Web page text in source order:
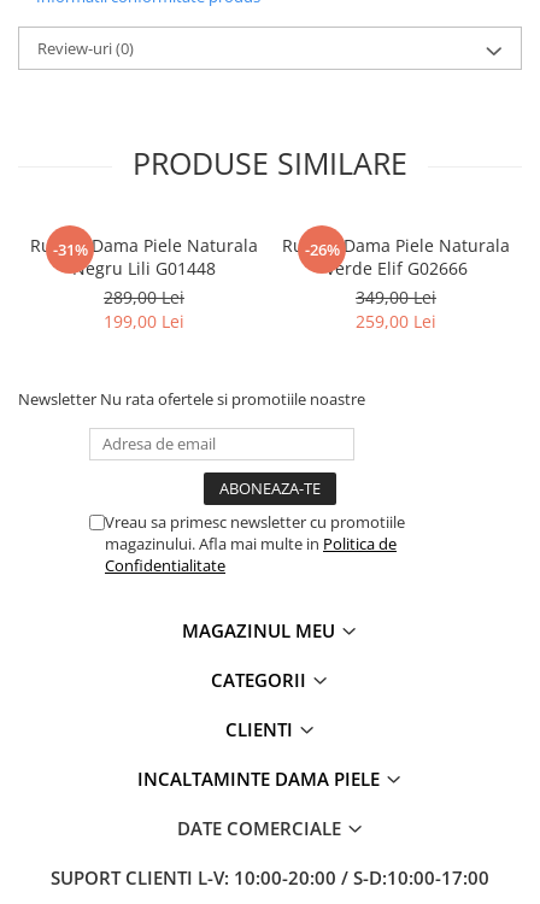
Review-uri(0)
PRODUSE SIMILARE
-31%
Rucsac Dama Piele Naturala
Negru Lili G01448
289,00 Lei
199,00 Lei
-26%
Rucsac Dama Piele Naturala
Verde Elif G02666
349,00 Lei
259,00 Lei
Newsletter Nu rata ofertele si promotiile noastre
Vreau sa primesc newsletter cu promotiile
magazinului. Afla mai multe in Politica de
Confidentialitate
MAGAZINUL MEU
CATEGORII
CLIENTI
INCALTAMINTE DAMA PIELE
DATE COMERCIALE
SUPORT CLIENTI L-V: 10:00-20:00 / S-D:10:00-17:00